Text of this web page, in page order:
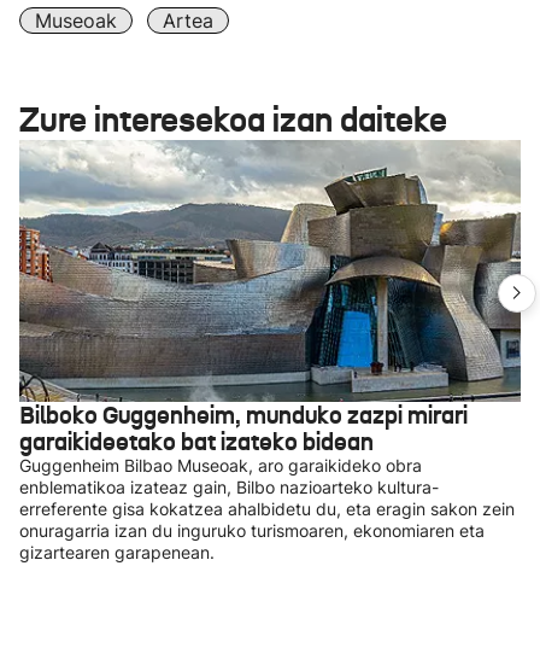
Museoak Artea
Zure interesekoa izan daiteke
Bilboko Guggenheim, munduko zazpi mirari
garaikideetako bat izateko bidean
Guggenheim Bilbao Museoak, aro garaikideko obra
enblematikoa izateaz gain, Bilbo nazioarteko kultura-
erreferente gisa kokatzea ahalbidetu du, eta eragin sakon zein
onuragarria izan du inguruko turismoaren, ekonomiaren eta
gizartearen garapenean.